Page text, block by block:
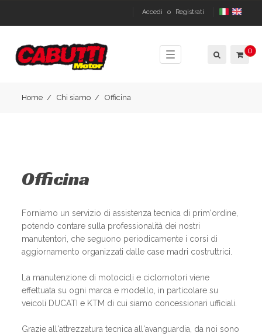
Accedi o Registrati
Toggle
navigation
0
Home Chi siamo Officina
Officina
Forniamo un servizio di assistenza tecnica di prim'ordine,
potendo contare sulla professionalità dei nostri
manutentori, che seguono periodicamente i corsi di
aggiornamento organizzati dalle case madri costruttrici.
La manutenzione di motocicli e ciclomotori viene
effettuata su ogni marca e modello, in particolare su
veicoli DUCATI e KTM di cui siamo concessionari ufficiali.
Grazie all'attrezzatura tecnica all'avanguardia, da noi sono